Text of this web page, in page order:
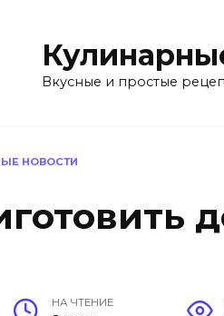
Вкусные и простые
НОВОСТИ
НА ЧТЕНИЕ